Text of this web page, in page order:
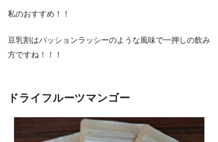
私のおすすめ！！
豆乳割はパッションラッシーのような風味で一押しの飲み
方ですね！！！
ドライフルーツマンゴー